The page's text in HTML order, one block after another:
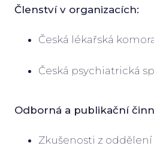
Členství v organizacích:
Česká lékařská
Česká psychiatrická
Odborná a publikační
Zkušenosti z